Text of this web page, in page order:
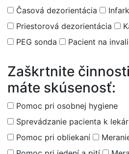
Časová dezorientácia
Priestorová dezorientácia
PEG sonda
Pacient na
Zaškrtnite
máte skúsenosť:
Pomoc pri osobnej hygiene
Sprevádzanie pacienta k
Pomoc pri obliekaní